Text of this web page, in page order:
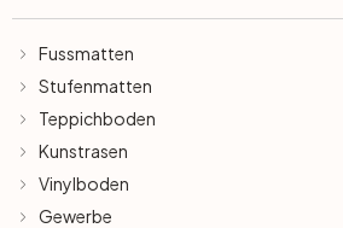
Home
Zweifarbig
Rund
3-teilig
4-teilig
5-teilig
Tapeten Gelb
Tapeten Rot
Tapeten Blau
Fussmatten
Stufenmatten
Teppichboden
Kunstrasen
Vinylboden
Gewerbe